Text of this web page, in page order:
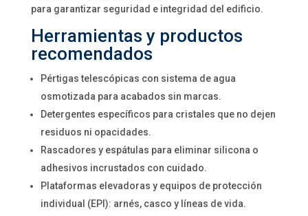
para garantizar seguridad e integridad del edificio.
Herramientas y productos
recomendados
Pértigas telescópicas con sistema de agua
osmotizada para acabados sin marcas.
Detergentes específicos para cristales que no dejen
residuos ni opacidades.
Rascadores y espátulas para eliminar silicona o
adhesivos incrustados con cuidado.
Plataformas elevadoras y equipos de protección
individual (EPI): arnés, casco y líneas de vida.